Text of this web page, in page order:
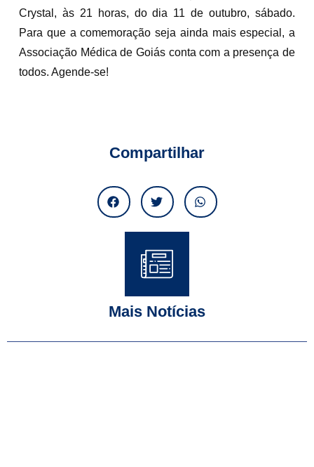
Crystal, às 21 horas, do dia 11 de outubro, sábado.
Para que a comemoração seja ainda mais especial, a
Associação Médica de Goiás conta com a presença de
todos. Agende-se!
Compartilhar
Mais Notícias